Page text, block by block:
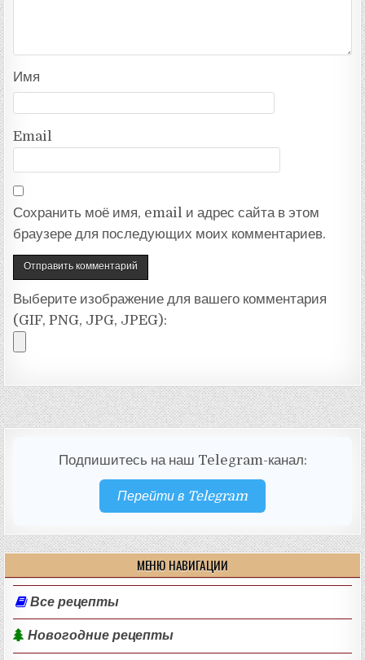
Имя
Email
Сохранить моё имя, email и адрес сайта в этом
браузере для последующих моих комментариев.
Выберите изображение для вашего комментария
(GIF, PNG, JPG, JPEG):
Подпишитесь на наш Telegram-канал:
Перейти в Telegram
МЕНЮ НАВИГАЦИИ
Все рецепты
Новогодние рецепты